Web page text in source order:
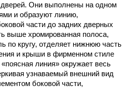
Они выполнены на одном
и образуют линию,
части до задних дверных
выше хромированная полоса,
по кругу, отделяет нижнюю часть
и крыши в фирменном стиле
линия» окружает весь
узнаваемый внешний вид
боковой части,